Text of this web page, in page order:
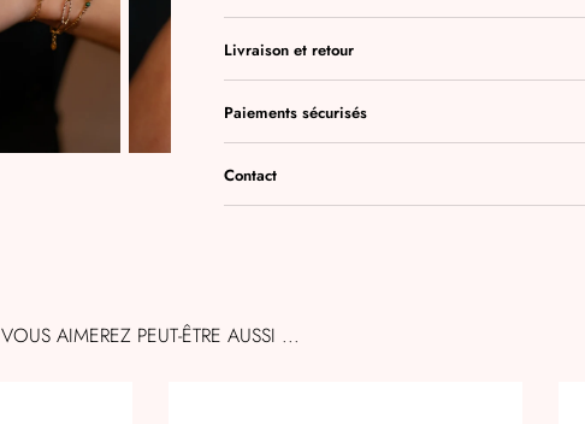
Livraison et retour
Paiements sécurisés
Contact
VOUS AIMEREZ PEUT-ÊTRE AUSSI ...